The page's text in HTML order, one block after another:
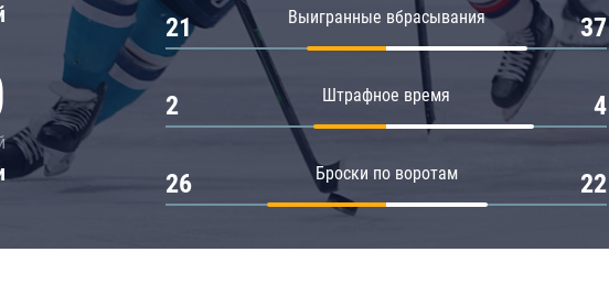
Выигранные вбрасывания
21 37
Штрафное время
2 4
Броски по воротам
26 22